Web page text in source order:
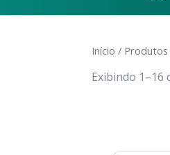
Início / Produtos
Exibindo 1–16